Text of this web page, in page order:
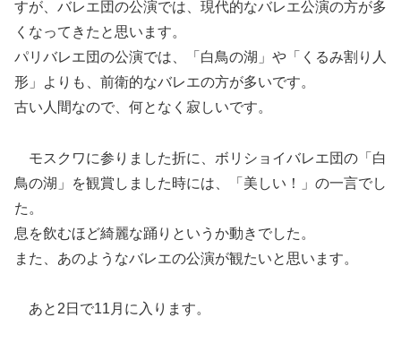
すが、バレエ団の公演では、現代的なバレエ公演の方が多
くなってきたと思います。
パリバレエ団の公演では、「白鳥の湖」や「くるみ割り人
形」よりも、前衛的なバレエの方が多いです。
古い人間なので、何となく寂しいです。
モスクワに参りました折に、ボリショイバレエ団の「白
鳥の湖」を観賞しました時には、「美しい！」の一言でし
た。
息を飲むほど綺麗な踊りというか動きでした。
また、あのようなバレエの公演が観たいと思います。
あと2日で11月に入ります。